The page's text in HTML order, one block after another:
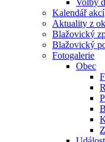
Volby
Kalendář akcí
Aktuality z
Blažovický
Blažovický
Fotogalerie
Obec